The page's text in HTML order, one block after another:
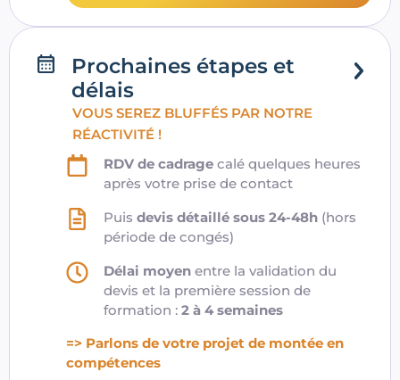
Prochaines étapes et
délais
VOUS SEREZ BLUFFÉS PAR NOTRE
RÉACTIVITÉ !
RDV de cadrage calé quelques heures
après votre prise de contact
Puisdevis détaillé sous 24-48h (hors
période de congés)
Délai moyen entre la validation du
devis et la première session de
formation :2 à 4 semaines
=> Parlons de votre projet de montée en
compétences